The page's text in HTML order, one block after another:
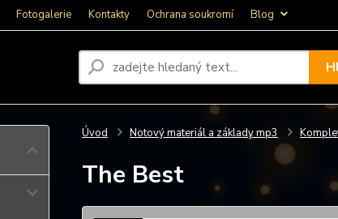
Fotogalerie Kontakty Ochrana soukromí Blog
Úvod Notový materiál a základy mp3
The Best